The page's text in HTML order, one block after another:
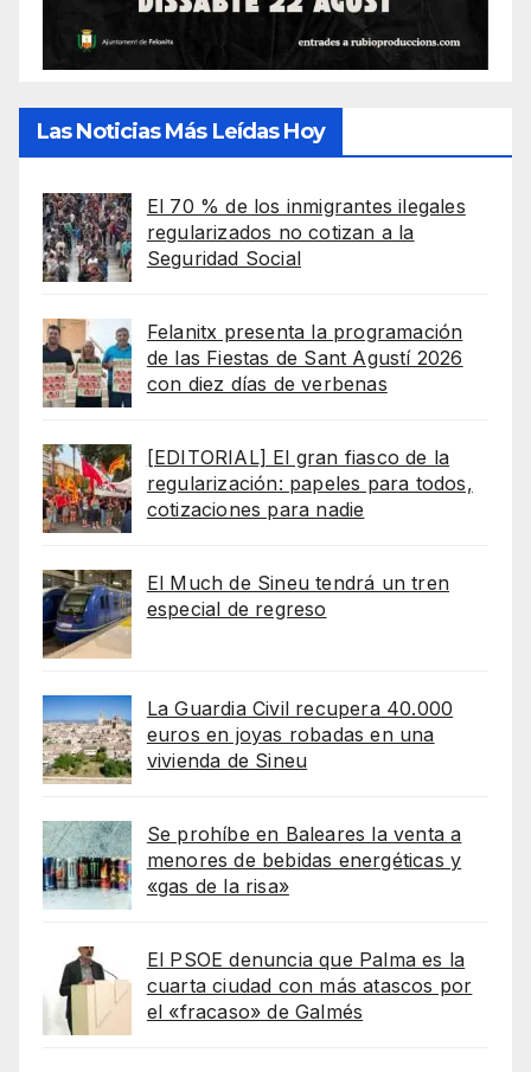
Las Noticias Más Leídas Hoy
El 70 % de los inmigrantes ilegales
regularizados no cotizan a la
Seguridad Social
Felanitx presenta la programación
de las Fiestas de Sant Agustí 2026
con diez días de verbenas
[EDITORIAL] El gran fiasco de la
regularización: papeles para todos,
cotizaciones para nadie
El Much de Sineu tendrá un tren
especial de regreso
La Guardia Civil recupera 40.000
euros en joyas robadas en una
vivienda de Sineu
Se prohíbe en Baleares la venta a
menores de bebidas energéticas y
«gas de la risa»
El PSOE denuncia que Palma es la
cuarta ciudad con más atascos por
el «fracaso» de Galmés